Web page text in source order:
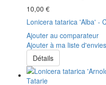
10,00 €
Lonicera tatarica 'Alba' -
Ajouter au comparateur
Ajouter à ma liste d'envies
Détails